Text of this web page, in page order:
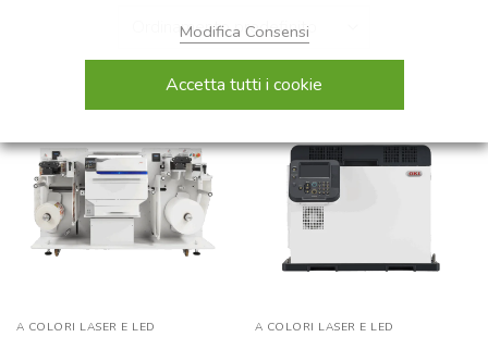
A COLORI LASER E LED A COLORI LASER E LED
Modifica Consensi
Accetta tutti i cookie